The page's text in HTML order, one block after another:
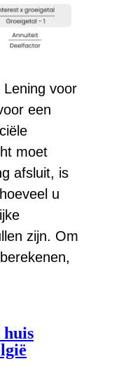
Lening voor
een
moet
afsluit, is
u
zijn. Om
huis